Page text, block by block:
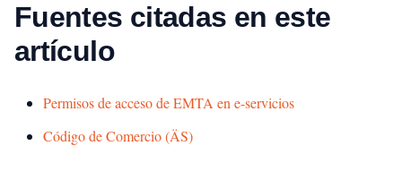
Fuentes citadas en este
artículo
Permisos de acceso de EMTA en e-servicios
Código de Comercio (ÄS)